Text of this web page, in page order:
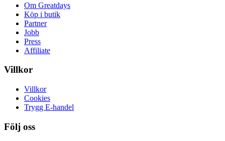
Om Greatdays
Köp i butik
Partner
Jobb
Press
Affiliate
Villkor
Villkor
Cookies
Trygg E-handel
Följ oss